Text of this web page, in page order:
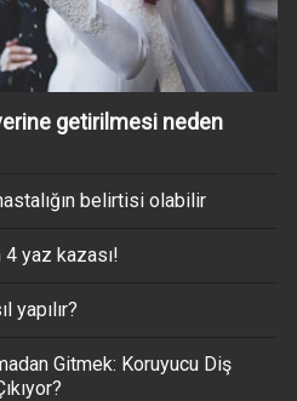
getirilmesi neden
belirtisi olabilir
yaz kazası!
yapılır?
Gitmek: Koruyucu Diş